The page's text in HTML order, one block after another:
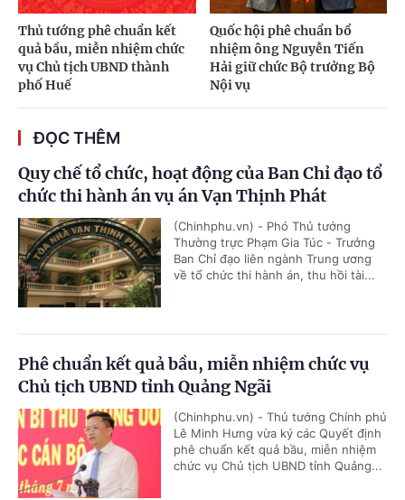
Thủ tướng phê chuẩn kết
quả bầu, miễn nhiệm chức
vụ Chủ tịch UBND thành
phố Huế
Quốc hội phê chuẩn bổ
nhiệm ông Nguyễn Tiến
Hải giữ chức Bộ trưởng Bộ
Nội vụ
ĐỌC THÊM
Quy chế tổ chức, hoạt động của Ban Chỉ đạo tổ
chức thi hành án vụ án Vạn Thịnh Phát
(Chinhphu.vn) - Phó Thủ tướng
Thường trực Phạm Gia Túc - Trưởng
Ban Chỉ đạo liên ngành Trung ương
về tổ chức thi hành án, thu hồi tài...
Phê chuẩn kết quả bầu, miễn nhiệm chức vụ
Chủ tịch UBND tỉnh Quảng Ngãi
(Chinhphu.vn) - Thủ tướng Chính phủ
Lê Minh Hưng vừa ký các Quyết định
phê chuẩn kết quả bầu, miễn nhiệm
chức vụ Chủ tịch UBND tỉnh Quảng...